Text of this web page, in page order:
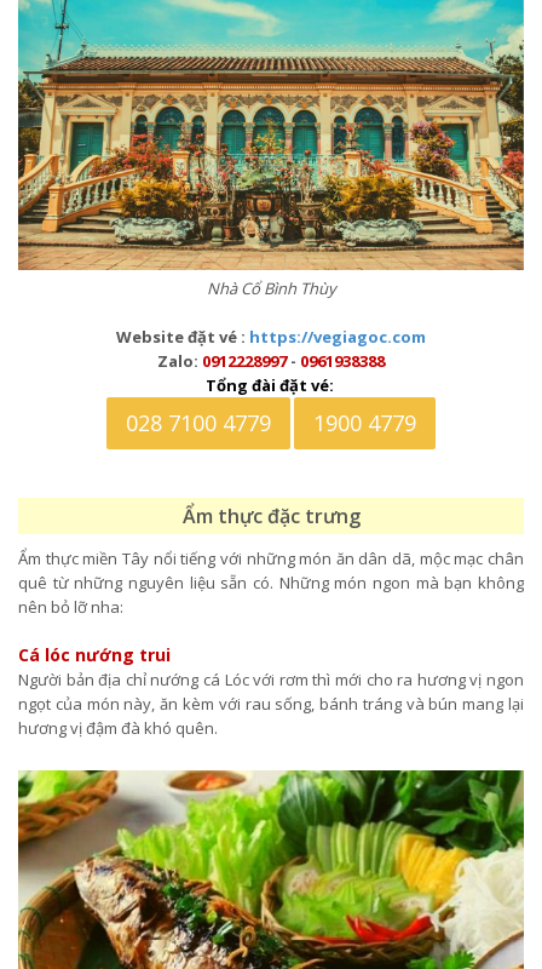
Nhà Cổ Bình Thùy
Website đặt vé : https://vegiagoc.com
Zalo: 0912228997- 0961938388
Tổng đài đặt vé:
028 7100 4779 1900 4779
Ẩm thực đặc trưng
Ẩm thực miền Tây nổi tiếng với những món ăn dân dã, mộc mạc chân
quê từ những nguyên liệu sẵn có. Những món ngon mà bạn không
nên bỏ lỡ nha:
Cá lóc nướng trui
Người bản địa chỉ nướng cá Lóc với rơm thì mới cho ra hương vị ngon
ngọt của món này, ăn kèm với rau sống, bánh tráng và bún mang lại
hương vị đậm đà khó quên.